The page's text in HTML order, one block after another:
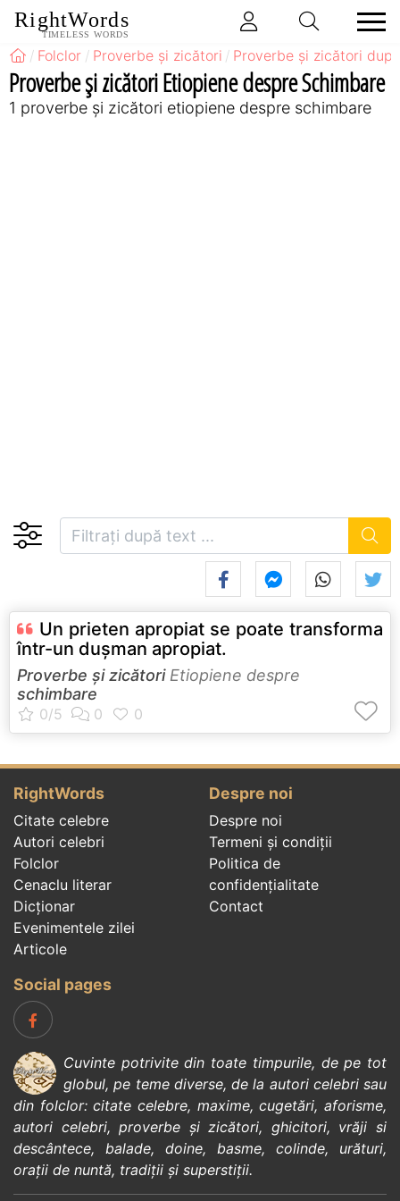
RightWords
TIMELESS WORDS
Folclor Proverbe și zicători Proverbe și zicători
Proverbe și zicători Etiopiene despre Schimbare
1 proverbe și zicători etiopiene despre schimbare
Un prieten apropiat se poate transforma
într-un duşman apropiat.
Proverbe și zicătoriEtiopiene despre
schimbare
RightWords
Citate celebre
Autori celebri
Folclor
Cenaclu literar
Dicționar
Evenimentele zilei
Articole
Despre noi
Despre noi
Termeni și condiții
Politica de
confidenţialitate
Contact
Social pages
Cuvinte potrivite din toate timpurile, de pe tot
globul, pe teme diverse, de la autori celebrisau
din folclor:citate celebre, maxime,cugetări,aforisme,
autori celebri,proverbe și zicători, ghicitori, vrăji si
descântece, balade, doine, basme, colinde, urături,
orații de nuntă, tradiții și superstiții.